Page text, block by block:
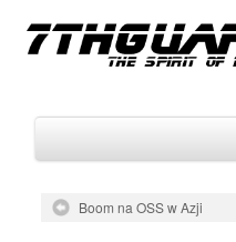
Boom na OSS w Azji